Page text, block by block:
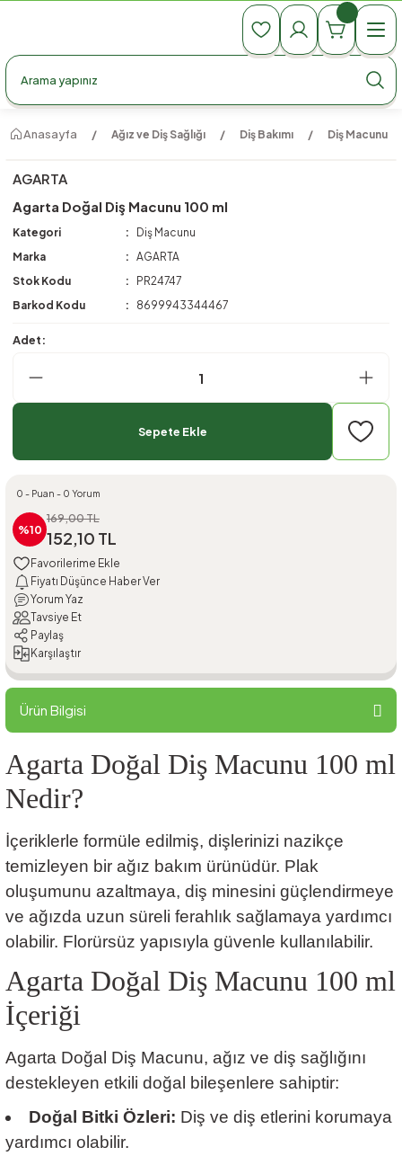
990 TL Üzeri Ücretsiz Kargo
990 TL Üzeri Ücretsiz Kargo
Anasayfa Ağız ve Diş Sağlığı Diş Bakımı Diş Macunu
AGARTA
Agarta Doğal Diş Macunu 100 ml
Kategori
Diş Macunu
Marka
AGARTA
Stok Kodu
PR24747
Barkod Kodu
8699943344467
Adet:
Sepete Ekle
0 - Puan - 0 Yorum
%10
169,00 TL
152,10 TL
Fiyatı Düşünce Haber Ver
Yorum Yaz
Tavsiye Et
Paylaş
Karşılaştır
Ürün Bilgisi
Agarta Doğal Diş Macunu 100 ml
Nedir?
İçeriklerle formüle edilmiş, dişlerinizi nazikçe
temizleyen bir ağız bakım ürünüdür. Plak
oluşumunu azaltmaya, diş minesini güçlendirmeye
ve ağızda uzun süreli ferahlık sağlamaya yardımcı
olabilir. Florürsüz yapısıyla güvenle kullanılabilir.
Agarta Doğal Diş Macunu 100 ml
İçeriği
Agarta Doğal Diş Macunu, ağız ve diş sağlığını
destekleyen etkili doğal bileşenlere sahiptir:
Doğal Bitki Özleri: Diş ve diş etlerini korumaya
yardımcı olabilir.